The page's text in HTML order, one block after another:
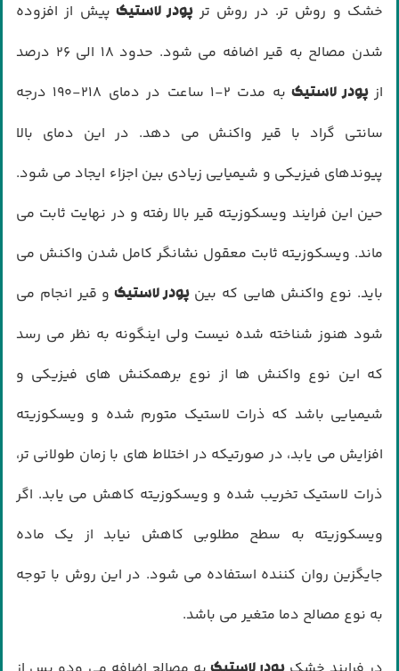
خشک و روش تر. در روش تر پودر لاستیکپیش از افزوده
شدن مصالح به قیر اضافه می شود. حدود ۱۸ الی ۲۶ درصد
ازپودر لاستیک
به مدت ۲-۱ ساعت در دمای ۲۱۸-۱۹۰ درجه
سانتی گراد با قیر واکنش می دهد. در این دمای بالا
پیوندهای فیزیکی و شیمیایی زیادی بین اجزاء ایجاد می شود.
حین این فرایند ویسکوزیته قیر بالا رفته و در نهایت ثابت می
ماند. ویسکوزیته ثابت معقول نشانگر کامل شدن واکنش می
باید. نوع واکنش هایی که بین پودر لاستیکو قیر انجام می
شود هنوز شناخته شده نیست ولی اینگونه به نظر می رسد
که این نوع واکنش ها از نوع برهمکنش های فیزیکی و
شیمیایی باشد که ذرات لاستیک متورم شده و ویسکوزیته
افزایش می یابد، در صورتیکه در اختلاط های با زمان طولانی تر،
ذرات لاستیک تخریب شده و ویسکوزیته کاهش می یابد. اگر
ویسکوزیته به سطح مطلوبی کاهش نیابد از یک ماده
جایگزین روان کننده استفاده می شود. در این روش با توجه
به نوع مصالح دما متغیر می باشد.